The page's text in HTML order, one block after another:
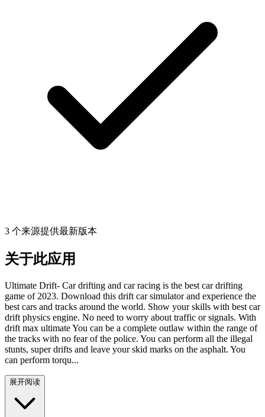
3 个来源提供最新版本
关于此应用
Ultimate Drift- Car drifting and car racing is the best car drifting
game of 2023. Download this drift car simulator and experience the
best cars and tracks around the world. Show your skills with best car
drift physics engine. No need to worry about traffic or signals. With
drift max ultimate You can be a complete outlaw within the range of
the tracks with no fear of the police. You can perform all the illegal
stunts, super drifts and leave your skid marks on the asphalt. You
can perform torqu...
展开阅读